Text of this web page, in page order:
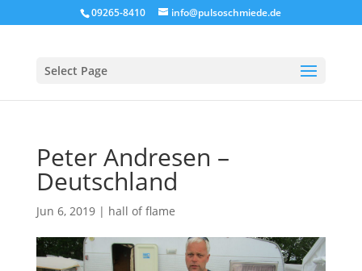
09265-8410 info@pulsoschmiede.de
Select Page
Peter Andresen –
Deutschland
Jun 6, 2019| hall of flame